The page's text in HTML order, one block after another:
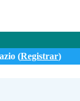
(Registrar)